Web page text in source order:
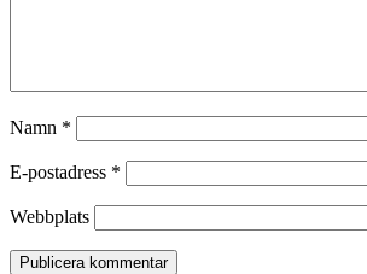
Namn *
E-postadress *
Webbplats